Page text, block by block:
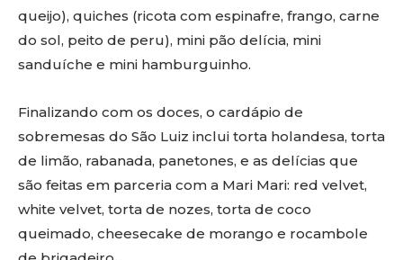
queijo), quiches (ricota com espinafre, frango, carne
do sol, peito de peru), mini pão delícia, mini
sanduíche e mini hamburguinho.
Finalizando com os doces, o cardápio de
sobremesas do São Luiz inclui torta holandesa, torta
de limão, rabanada, panetones, e as delícias que
são feitas em parceria com a Mari Mari: red velvet,
white velvet, torta de nozes, torta de coco
queimado, cheesecake de morango e rocambole